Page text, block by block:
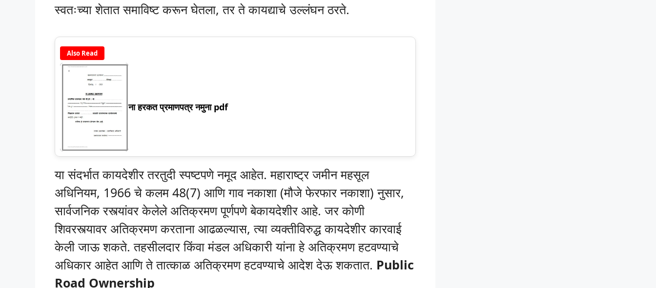
स्वतःच्या शेतात समाविष्ट करून घेतला, तर ते कायद्याचे उल्लंघन ठरते.
Also Read
ना हरकत प्रमाणपत्र नमुना pdf
या संदर्भात कायदेशीर तरतुदी स्पष्टपणे नमूद आहेत. महाराष्ट्र जमीन महसूल
अधिनियम, 1966 चे कलम 48(7) आणि गाव नकाशा (मौजे फेरफार नकाशा) नुसार,
सार्वजनिक रस्त्यांवर केलेले अतिक्रमण पूर्णपणे बेकायदेशीर आहे. जर कोणी
शिवरस्त्यावर अतिक्रमण करताना आढळल्यास, त्या व्यक्तीविरुद्ध कायदेशीर कारवाई
केली जाऊ शकते. तहसीलदार किंवा मंडल अधिकारी यांना हे अतिक्रमण हटवण्याचे
अधिकार आहेत आणि ते तात्काळ अतिक्रमण हटवण्याचे आदेश देऊ शकतात. Public
Road Ownership